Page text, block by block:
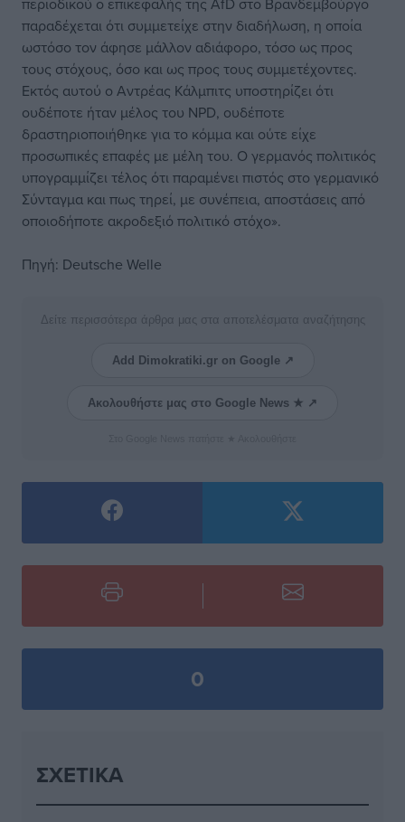
παραδέχεται ότι συμμετείχε στην διαδήλωση, η οποία
ωστόσο τον άφησε μάλλον αδιάφορο, τόσο ως προς
τους στόχους, όσο και ως προς τους συμμετέχοντες.
Εκτός αυτού ο Αντρέας Κάλμπιτς υποστηρίζει ότι
ουδέποτε ήταν μέλος του NPD, ουδέποτε
δραστηριοποιήθηκε για το κόμμα και ούτε είχε
προσωπικές επαφές με μέλη του. Ο γερμανός πολιτικός
υπογραμμίζει τέλος ότι παραμένει πιστός στο γερμανικό
Σύνταγμα και πως τηρεί, με συνέπεια, αποστάσεις από
οποιοδήποτε ακροδεξιό πολιτικό στόχο».
Πηγή: Deutsche Welle
Δείτε περισσότερα άρθρα μας στα αποτελέσματα αναζήτησης
Add Dimokratiki.gr on Google ↗
Ακολουθήστε μας στο Google News ★ ↗
0
ΣΧΕΤΙΚΆ